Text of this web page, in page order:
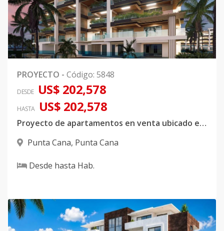
PROYECTO - Código: 5848
DESDE US$ 202,578
HASTA US$ 202,578
Proyecto de apartamentos en venta ubicado en Punta Cana
Punta Cana, Punta Cana
Desde hasta Hab.